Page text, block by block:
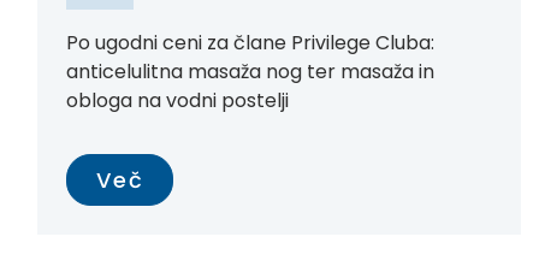
Po ugodni ceni za člane Privilege Cluba:
anticelulitna masaža nog ter masaža in
obloga na vodni postelji
Več